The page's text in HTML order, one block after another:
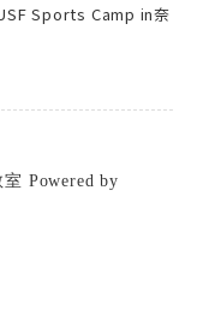
Sports Camp in奈